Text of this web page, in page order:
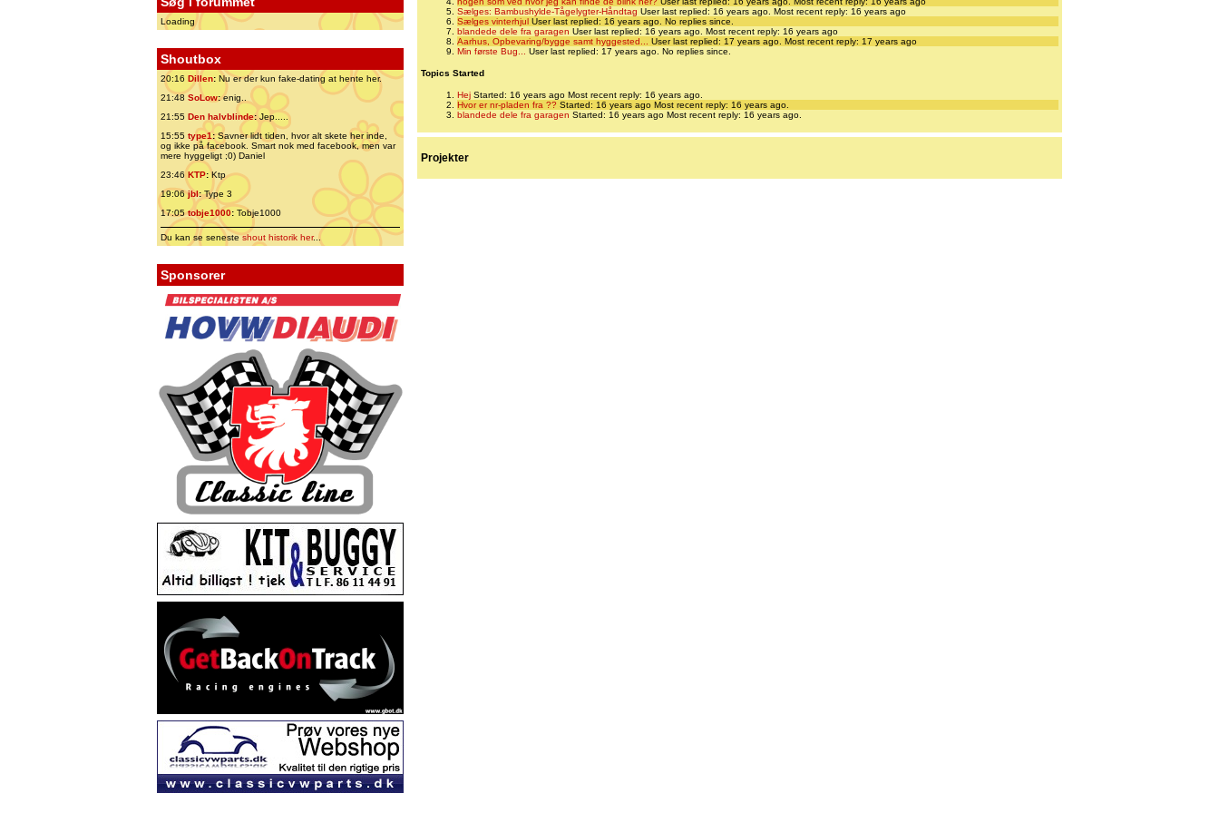
Loading
Shoutbox
20:16 Dillen: Nu er der kun fake-dating at hente her.
21:48 SoLow:enig..
21:55 Den halvblinde:Jep.....
15:55 type1:Savner lidt tiden, hvor alt skete her inde,
og ikke på facebook. Smart nok med facebook, men var
mere hyggeligt ;0) Daniel
23:46 KTP:Ktp
19:06jbl:Type 3
17:05tobje1000: Tobje1000
Du kan se senesteshout historik her...
Sponsorer
Sælges: Bambushylde-Tågelygter-Håndtag User last replied: 16 years ago. Most recent reply: 16 years ago
Sælges vinterhjul User last replied: 16 years ago. No replies since.
blandede dele fra garagen User last replied: 16 years ago. Most recent reply: 16 years ago
Aarhus, Opbevaring/bygge samt hyggested...
User last replied: 17 years ago. Most recent reply: 17 years ago
Min første Bug...
User last replied: 17 years ago. No replies since.
Topics Started
Hej Started: 16 years ago Most recent reply: 16 years ago.
Hvor er nr-pladen fra ?? Started: 16 years ago Most recent reply: 16 years ago.
blandede dele fra garagen Started: 16 years ago Most recent reply: 16 years ago.
Projekter